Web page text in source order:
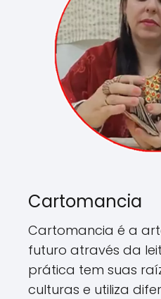
Cartomancia
Cartomancia é a
futuro através da
prática tem suas
culturas e utiliza